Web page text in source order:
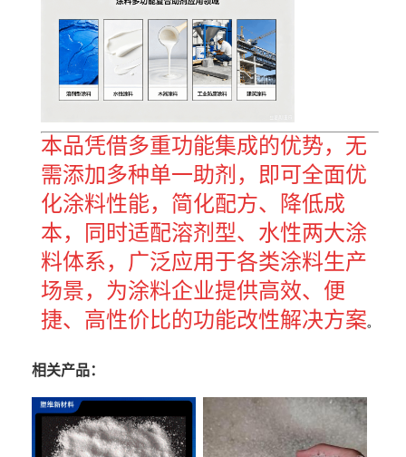
本品凭借多重功能集成的优势，无
需添加多种单一助剂，即可全面优
化涂料性能，简化配方、降低成
本，同时适配溶剂型、水性两大涂
料体系，广泛应用于各类涂料生产
场景，为涂料企业提供高效、便
捷、高性价比的功能改性解决方案。
相关产品：